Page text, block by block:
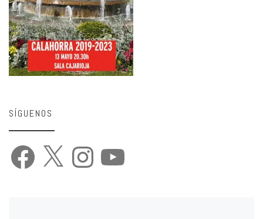
SÍGUENOS
Facebook Instagram YouTube